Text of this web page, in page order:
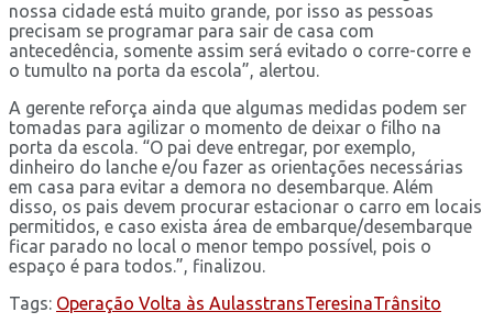
nossa cidade está muito grande, por isso as pessoas
precisam se programar para sair de casa com
antecedência, somente assim será evitado o corre-corre e
o tumulto na porta da escola”, alertou.
A gerente reforça ainda que algumas medidas podem ser
tomadas para agilizar o momento de deixar o filho na
porta da escola. “O pai deve entregar, por exemplo,
dinheiro do lanche e/ou fazer as orientações necessárias
em casa para evitar a demora no desembarque. Além
disso, os pais devem procurar estacionar o carro em locais
permitidos, e caso exista área de embarque/desembarque
ficar parado no local o menor tempo possível, pois o
espaço é para todos.”, finalizou.
Tags: Operação Volta às AulasstransTeresinaTrânsito